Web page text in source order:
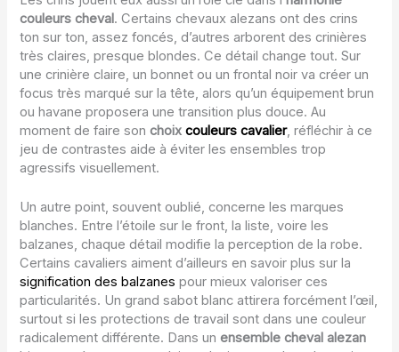
couleurs cheval. Certains chevaux alezans ont des crins
ton sur ton, assez foncés, d’autres arborent des crinières
très claires, presque blondes. Ce détail change tout. Sur
une crinière claire, un bonnet ou un frontal noir va créer un
focus très marqué sur la tête, alors qu’un équipement brun
ou havane proposera une transition plus douce. Au
moment de faire sonchoixcouleurs cavalier, réfléchir à ce
jeu de contrastes aide à éviter les ensembles trop
agressifs visuellement.
Un autre point, souvent oublié, concerne les marques
blanches. Entre l’étoile sur le front, la liste, voire les
balzanes, chaque détail modifie la perception de la robe.
Certains cavaliers aiment d’ailleurs en savoir plus sur la
signification des balzanes pour mieux valoriser ces
particularités. Un grand sabot blanc attirera forcément l’œil,
surtout si les protections de travail sont dans une couleur
radicalement différente. Dans unensemble cheval alezan